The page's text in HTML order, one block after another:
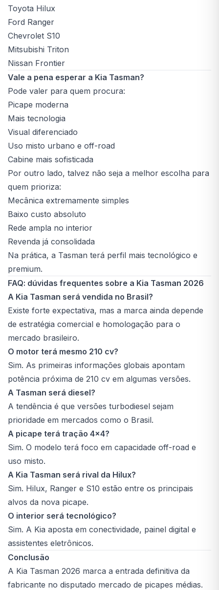
Toyota Hilux
Ford Ranger
Chevrolet S10
Mitsubishi Triton
Nissan Frontier
Vale a pena esperar a Kia Tasman?
Pode valer para quem procura:
Picape moderna
Mais tecnologia
Visual diferenciado
Uso misto urbano e off-road
Cabine mais sofisticada
Por outro lado, talvez não seja a melhor escolha para
quem prioriza:
Mecânica extremamente simples
Baixo custo absoluto
Rede ampla no interior
Revenda já consolidada
Na prática, a Tasman terá perfil mais tecnológico e
premium.
FAQ: dúvidas frequentes sobre a Kia Tasman 2026
A Kia Tasman será vendida no Brasil?
Existe forte expectativa, mas a marca ainda depende
de estratégia comercial e homologação para o
mercado brasileiro.
O motor terá mesmo 210 cv?
Sim. As primeiras informações globais apontam
potência próxima de 210 cv em algumas versões.
A Tasman será diesel?
A tendência é que versões turbodiesel sejam
prioridade em mercados como o Brasil.
A picape terá tração 4x4?
Sim. O modelo terá foco em capacidade off-road e
uso misto.
A Kia Tasman será rival da Hilux?
Sim. Hilux, Ranger e S10 estão entre os principais
alvos da nova picape.
O interior será tecnológico?
Sim. A Kia aposta em conectividade, painel digital e
assistentes eletrônicos.
Conclusão
A Kia Tasman 2026 marca a entrada definitiva da
fabricante no disputado mercado de picapes médias.